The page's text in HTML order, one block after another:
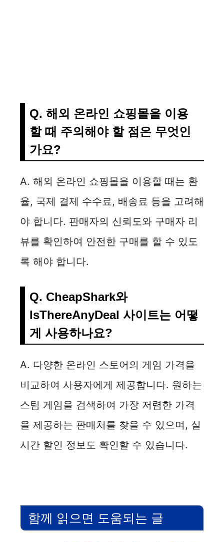
Q. 해외 온라인 쇼핑몰을 이용
할 때 주의해야 할 점은 무엇인
가요?
A. 해외 온라인 쇼핑몰을 이용할 때는 환
율, 국제 결제 수수료, 배송료 등을 고려해
야 합니다. 판매자의 신뢰도와 구매자 리
뷰를 확인하여 안전한 구매를 할 수 있도
록 해야 합니다.
Q. CheapShark와
IsThereAnyDeal 사이트는 어떻
게 사용하나요?
A. 다양한 온라인 스토어의 게임 가격을
비교하여 사용자에게 제공합니다. 원하는
스팀 게임을 검색하여 가장 저렴한 가격
을 제공하는 판매처를 찾을 수 있으며, 실
시간 할인 정보도 확인할 수 있습니다.
함께 읽으면 도움되는 글